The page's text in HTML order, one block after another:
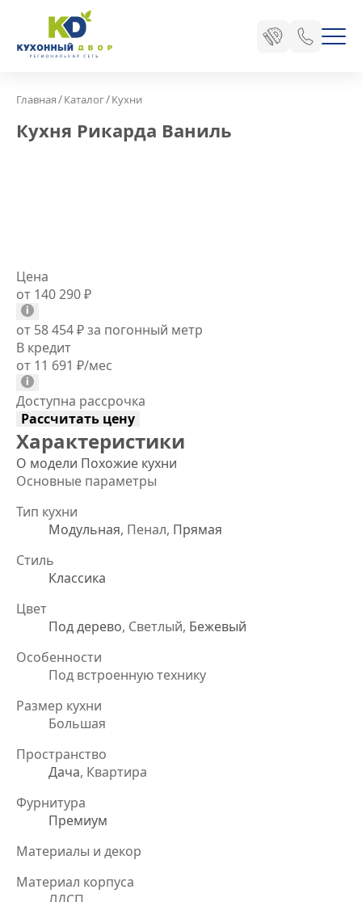
Главная/Каталог/Кухни
Кухня Рикарда Ваниль
Цена
от 140 290₽
от 58 454₽за погонный метр
В кредит
от 11 691 ₽/мес
Доступна рассрочка
Рассчитать цену
Характеристики
О модели Похожие кухни
Основные параметры
Тип кухни
Модульная, Пенал, Прямая
Стиль
Классика
Цвет
Под дерево, Светлый, Бежевый
Особенности
Под встроенную технику
Размер кухни
Большая
Пространство
Дача, Квартира
Фурнитура
Премиум
Материалы и декор
Материал корпуса